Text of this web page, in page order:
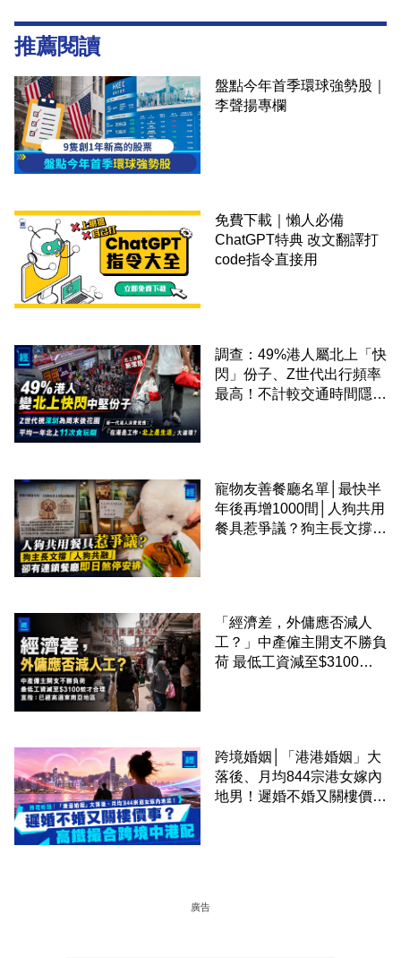
推薦閱讀
盤點今年首季環球強勢股｜
李聲揚專欄
免費下載｜懶人必備
ChatGPT特典 改文翻譯打
code指令直接用
調查：49%港人屬北上「快
閃」份子、Z世代出行頻率
最高！不計較交通時間隱形
寵物友善餐廳名單│最快半
年後再增1000間│人狗共用
餐具惹爭議？狗主長文撐
「經濟差，外傭應否減人
工？」中產僱主開支不勝負
荷 最低工資減至$3100蚊
跨境婚姻│「港港婚姻」大
落後、月均844宗港女嫁內
地男！遲婚不婚又關樓價
廣告